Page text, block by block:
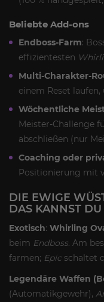
Beliebte Add-ons
Endboss-Farm:
effizientesten
Multi-Charakter-
einem Reset
Wöchentliche
Meister-Challenge
abschließen (nur
Coaching oder
Positionierung mit
DIE EWIGE
DAS KANNST DU
Exotisch: Whirling
beim Endboss. Am
farmen; Epicschaltet
Legendäre Waffen
(Automatikgewehr),